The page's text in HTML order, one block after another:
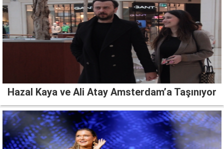
Hazal Kaya ve Ali Atay Amsterdam’a Taşınıyor